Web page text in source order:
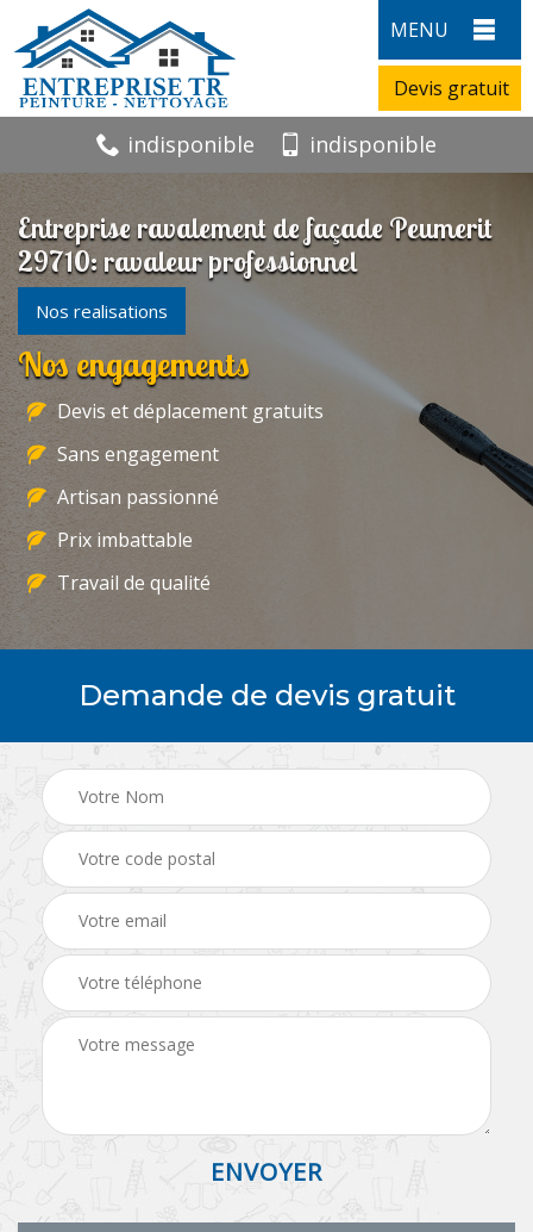
MENU
Devis gratuit
indisponible indisponible
Entreprise ravalement de façade Peumerit
29710: ravaleur professionnel
Nos realisations
Nos engagements
Devis et déplacement gratuits
Sans engagement
Artisan passionné
Prix imbattable
Travail de qualité
Demande de devis gratuit